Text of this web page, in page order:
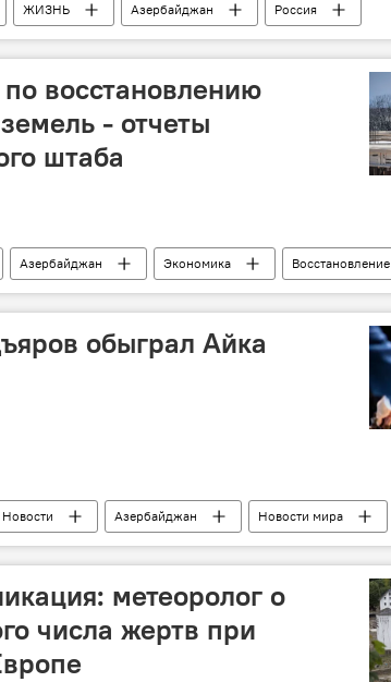
ЖИЗНЬ Азербайджан
Россия
Концерт
восстановлению
- отчеты
штаба
Азербайджан Экономика
Восстановление
АР освобожденные земли
обыграл Айка
Новости Азербайджан Новости мира
метеоролог о
числа жертв при